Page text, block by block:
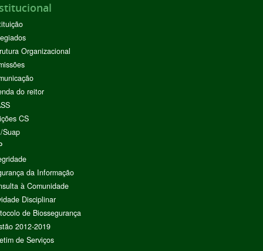
Organizacional
do reitor
CS
Suap
da Informação
à Comunidade
Disciplinar
de Biossegurança
2012-2019
de Serviços